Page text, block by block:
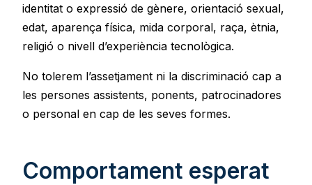
identitat o expressió de gènere, orientació sexual,
edat, aparença física, mida corporal, raça, ètnia,
religió o nivell d’experiència tecnològica.
No tolerem l’assetjament ni la discriminació cap a
les persones assistents, ponents, patrocinadores
o personal en cap de les seves formes.
Comportament esperat